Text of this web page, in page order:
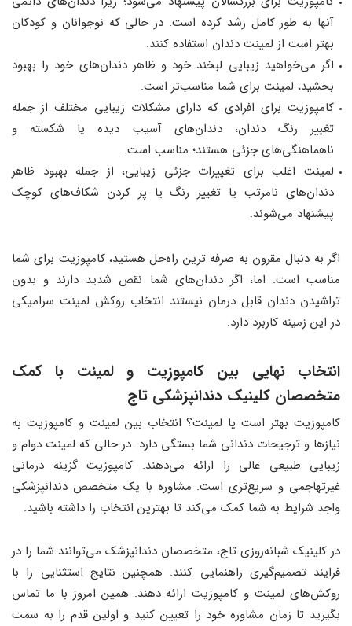
آنها به طور کامل رشد کرده است. در حالی که نوجوانان و کودکان
بهتر است از لمینت دندان استفاده کنند.
اگر می‌خواهید زیبایی لبخند خود و ظاهر دندان‌های خود را بهبود
بخشید، لمینت برای شما مناسب‌تر است.
کامپوزیت برای افرادی که دارای مشکلات زیبایی مختلف از جمله
تغییر رنگ دندان، دندان‌های آسیب دیده یا شکسته و
ناهماهنگی‌های جزئی هستند؛ مناسب است.
لمینت‌ اغلب برای تغییرات جزئی زیبایی، از جمله بهبود ظاهر
دندان‌های نامرتب یا تغییر رنگ یا پر کردن شکاف‌های کوچک
پیشنهاد می‌شوند.
اگر به دنبال مقرون به صرفه ترین راه‌حل هستید، کامپوزیت برای شما
مناسب است. اما، اگر دندان‌های شما نقص شدید دارند و بدون
تراشیدن دندان قابل درمان نیستند انتخاب روکش لمینت سرامیکی
در این زمینه کاربرد دارد.
انتخاب نهایی بین کامپوزیت و لمینت با کمک
متخصصان کلینیک دندانپزشکی تاج
کامپوزیت بهتر است یا لمینت؟ انتخاب بین لمینت و کامپوزیت به
نیازها و ترجیحات دندانی شما بستگی دارد. در حالی که لمینت دوام و
زیبایی طبیعی عالی را ارائه می‌دهند. کامپوزیت گزینه درمانی
غیرتهاجمی و سریع‌تری است. مشاوره با یک متخصص دندانپزشکی
واجد شرایط به شما کمک می‌کند تا بهترین انتخاب را داشته باشید.
در کلینیک شبانه‌روزی تاج، متخصصان دندانپزشک می‌توانند شما را در
فرایند تصمیم‌گیری راهنمایی کنند. همچنین نتایج استثنایی را با
روکش‌های لمینت و کامپوزیت ارائه دهند. همین امروز با ما تماس
بگیرید تا زمان مشاوره خود را تعیین کنید و اولین قدم را به سمت